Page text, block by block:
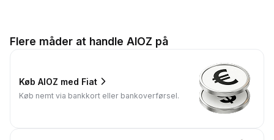
Flere måder at handle AIOZ på
Køb AIOZ med Fiat
Køb nemt via bankkort eller bankoverførsel.